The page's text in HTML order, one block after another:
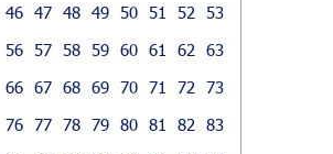
46 47 48 49 50 51 52
53
56 57 58 59 60 61 62
63
66 67 68 69 70 71 72
73
76 77 78 79 80 81 82
83